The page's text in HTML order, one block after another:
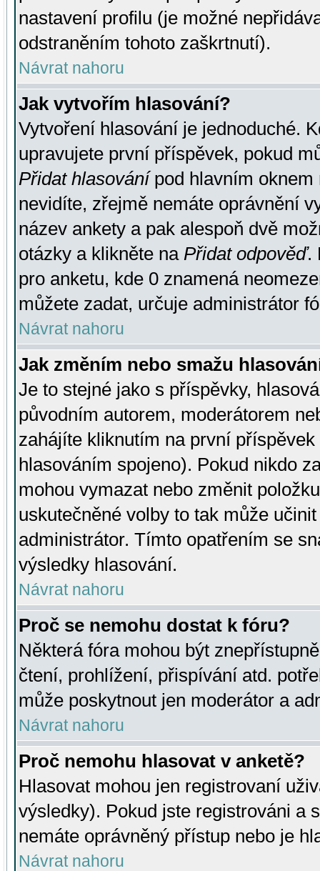
nastavení profilu (je možné
odstraněním tohoto zaškrtnutí).
Návrat nahoru
Jak vytvořím hlasování?
Vytvoření hlasování je jednoduché.
upravujete první příspěvek, pokud
Přidat hlasovánípod hlavním oknem
nevidíte, zřejmě nemáte oprávnění
název ankety a pak alespoň dvě
otázky a klikněte na Přidat odpověď.
pro anketu, kde 0 znamená
můžete zadat, určuje administrátor
Návrat nahoru
Jak změním nebo smažu
Je to stejné jako s příspěvky,
původním autorem, moderátorem
zahájíte kliknutím na první
hlasováním spojeno). Pokud nikdo
mohou vymazat nebo změnit
uskutečněné volby to tak může
administrátor. Tímto opatřením se
výsledky hlasování.
Návrat nahoru
Proč se nemohu dostat k fóru?
Některá fóra mohou být
čtení, prohlížení, přispívání atd.
může poskytnout jen moderátor a
Návrat nahoru
Proč nemohu hlasovat v anketě?
Hlasovat mohou jen registrovaní
výsledky). Pokud jste registrováni a
nemáte oprávněný přístup nebo je
Návrat nahoru